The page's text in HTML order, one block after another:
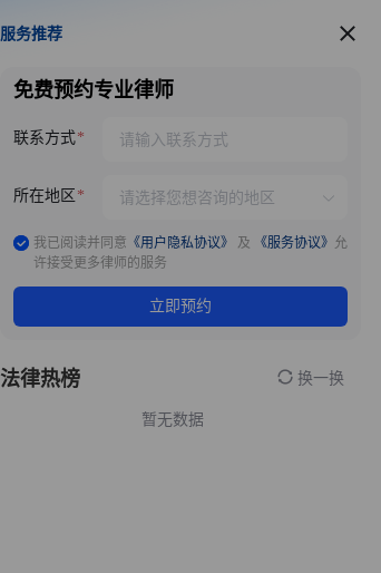
服务推荐
服务推荐
免费预约专业律师
联系方式
所在地区
我已阅读并同意 《用户隐私协议》 及 《服务协议》 允
许接受更多律师的服务
立即预约
法律热榜 换一换
暂无数据